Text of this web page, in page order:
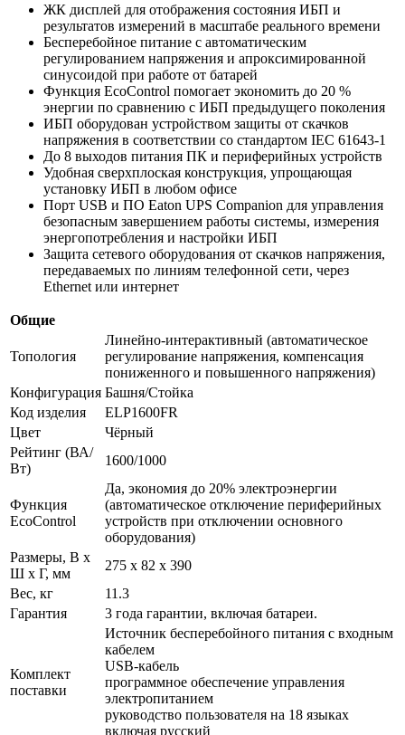
ЖК дисплей для отображения состояния ИБП и
результатов измерений в масштабе реального времени
Бесперебойное питание с автоматическим
регулированием напряжения и апроксимированной
синусоидой при работе от батарей
Функция EcoControl помогает экономить до 20 %
энергии по сравнению с ИБП предыдущего поколения
ИБП оборудован устройством защиты от скачков
напряжения в соответствии со стандартом IEC 61643-1
До 8 выходов питания ПК и периферийных устройств
Удобная сверхплоская конструкция, упрощающая
установку ИБП в любом офисе
Порт USB и ПО Eaton UPS Companion для управления
безопасным завершением работы системы, измерения
энергопотребления и настройки ИБП
Защита сетевого оборудования от скачков напряжения,
передаваемых по линиям телефонной сети, через
Ethernet или интернет
Общие
Топология
Линейно-интерактивный (автоматическое
регулирование напряжения, компенсация
пониженного и повышенного напряжения)
Конфигурация Башня/Стойка
Код изделия
ELP1600FR
Цвет
Чёрный
Рейтинг (ВА/
Вт)
1600/1000
Функция
EcoControl
Да, экономия до 20% электроэнергии
(автоматическое отключение периферийных
устройств при отключении основного
оборудования)
Размеры, В x
Ш x Г, мм
275 x 82 x 390
Вес, кг
11.3
Гарантия
3 года гарантии, включая батареи.
Комплект
поставки
Источник бесперебойного питания с входным
кабелем
USB-кабель
программное обеспечение управления
электропитанием
руководство пользователя на 18 языках
включая русский